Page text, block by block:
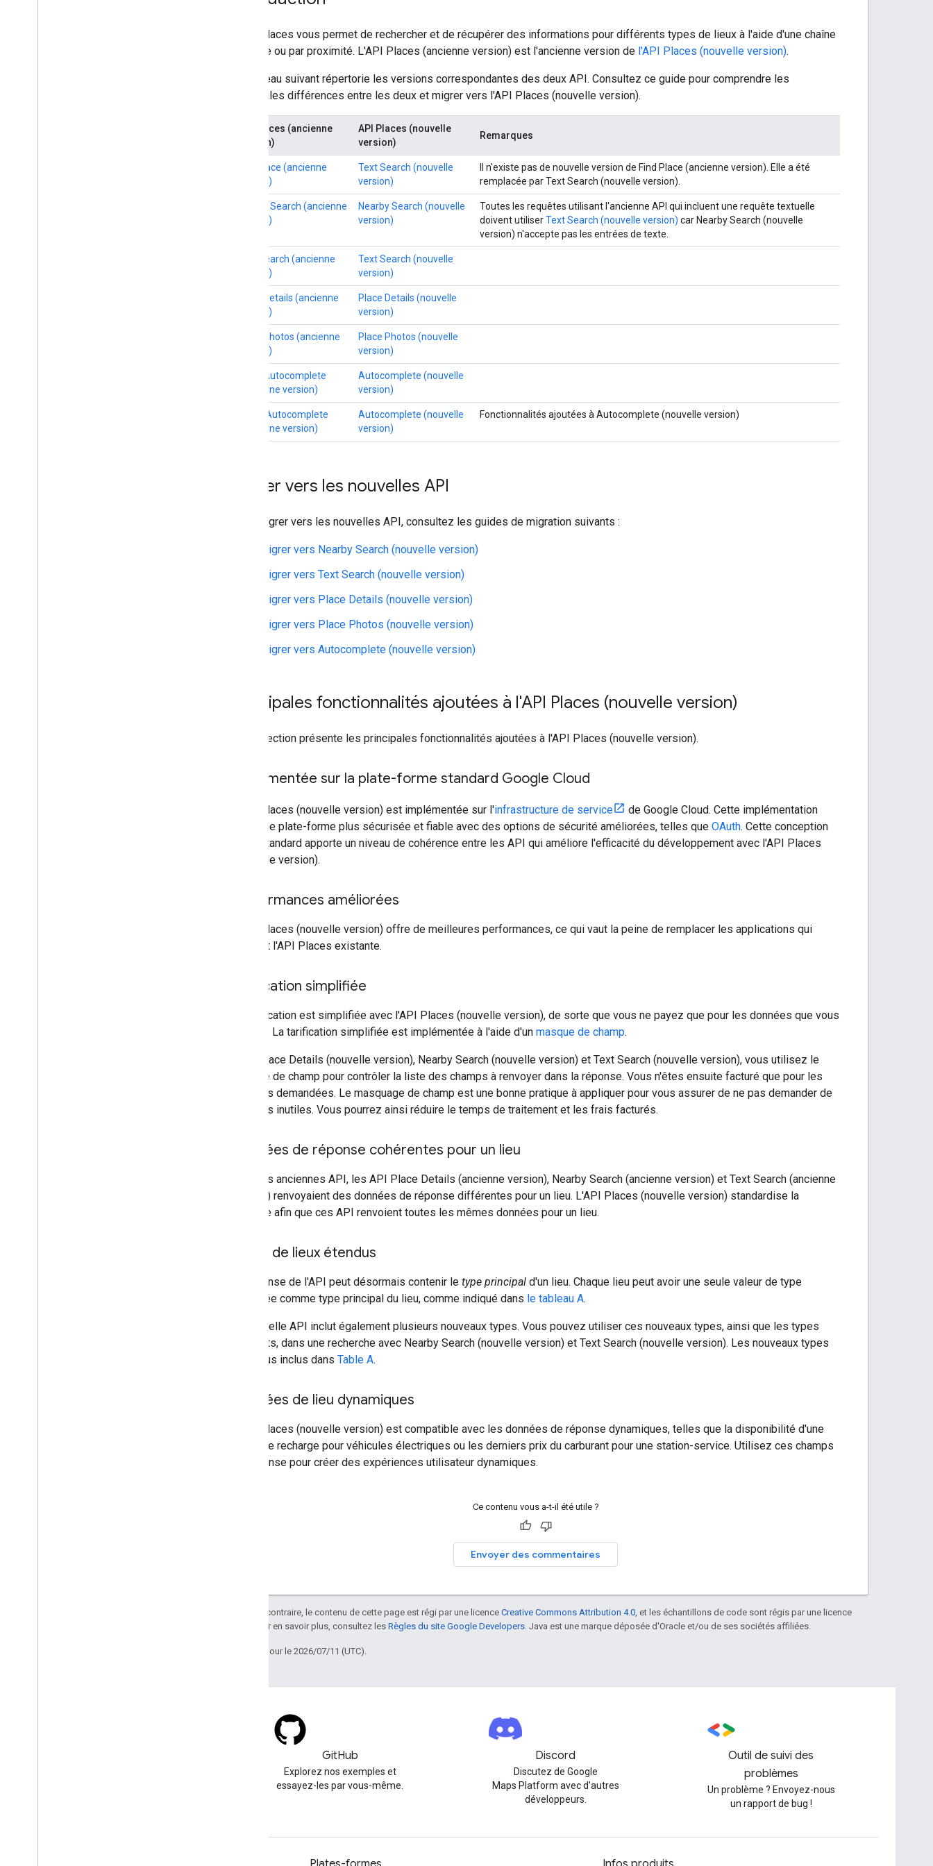
L'API Places vous permet de rechercher et de récupérer des informations pour différents types de lieux à l'aide d'une chaîne
de texte ou par proximité. L'API Places (ancienne version) est l'ancienne version de l'API Places (nouvelle version).
Le tableau suivant répertorie les versions correspondantes des deux API. Consultez ce guide pour comprendre les
principales différences entre les deux et migrer vers l'API Places (nouvelle version).
API Places (ancienne
version)
API Places (nouvelle
version)
Remarques
Find Place (ancienne
version)
Text Search (nouvelle
version)
Il n'existe pas de nouvelle version de Find Place (ancienne version). Elle a été
remplacée par Text Search (nouvelle version).
Nearby Search (ancienne
version)
Nearby Search (nouvelle
version)
Toutes les requêtes utilisant l'ancienne API qui incluent une requête textuelle
doivent utiliserText Search (nouvelle version) car Nearby Search (nouvelle
version) n'accepte pas les entrées de texte.
Text Search (ancienne
version)
Text Search (nouvelle
version)
Place Details (ancienne
version)
Place Details (nouvelle
version)
Place Photos (ancienne
version)
Place Photos (nouvelle
version)
Place Autocomplete
(ancienne version)
Autocomplete (nouvelle
version)
Query Autocomplete
(ancienne version)
Autocomplete (nouvelle
version)
Fonctionnalités ajoutées à Autocomplete (nouvelle version)
Migrer vers les nouvelles API
Pour migrer vers les nouvelles API, consultez les guides de migration suivants :
Migrer vers Nearby Search (nouvelle version)
Migrer vers Text Search (nouvelle version)
Migrer vers Place Details (nouvelle version)
Migrer vers Place Photos (nouvelle version)
Migrer vers Autocomplete (nouvelle version)
Principales fonctionnalités ajoutées à l'API Places (nouvelle version)
Cette section présente les principales fonctionnalités ajoutées à l'API Places (nouvelle version).
Implémentée sur la plate-forme standard Google Cloud
L'API Places (nouvelle version) est implémentée sur l'infrastructure de service
de Google Cloud. Cette implémentation
offre une plate-forme plus sécurisée et fiable avec des options de sécurité améliorées, telles que OAuth. Cette conception
d'API standard apporte un niveau de cohérence entre les API qui améliore l'efficacité du développement avec l'API Places
(nouvelle version).
Performances améliorées
L'API Places (nouvelle version) offre de meilleures performances, ce qui vaut la peine de remplacer les applications qui
utilisent l'API Places existante.
Tarification simplifiée
La tarification est simplifiée avec l'API Places (nouvelle version), de sorte que vous ne payez que pour les données que vous
utilisez. La tarification simplifiée est implémentée à l'aide d'un masque de champ.
Avec Place Details (nouvelle version), Nearby Search (nouvelle version) et Text Search (nouvelle version), vous utilisez le
masque de champ pour contrôler la liste des champs à renvoyer dans la réponse. Vous n'êtes ensuite facturé que pour les
données demandées. Le masquage de champ est une bonne pratique à appliquer pour vous assurer de ne pas demander de
données inutiles. Vous pourrez ainsi réduire le temps de traitement et les frais facturés.
Données de réponse cohérentes pour un lieu
Avec les anciennes API, les API Place Details (ancienne version), Nearby Search (ancienne version) et Text Search (ancienne
version) renvoyaient des données de réponse différentes pour un lieu. L'API Places (nouvelle version) standardise la
réponse afin que ces API renvoient toutes les mêmes données pour un lieu.
Types de lieux étendus
La réponse de l'API peut désormais contenir le type principal d'un lieu. Chaque lieu peut avoir une seule valeur de type
spécifiée comme type principal du lieu, comme indiqué dans le tableau A.
La nouvelle API inclut également plusieurs nouveaux types. Vous pouvez utiliser ces nouveaux types, ainsi que les types
existants, dans une recherche avec Nearby Search (nouvelle version) et Text Search (nouvelle version). Les nouveaux types
sont tous inclus dans Table A.
Données de lieu dynamiques
L'API Places (nouvelle version) est compatible avec les données de réponse dynamiques, telles que la disponibilité d'une
borne de recharge pour véhicules électriques ou les derniers prix du carburant pour une station-service. Utilisez ces champs
de réponse pour créer des expériences utilisateur dynamiques.
Ce contenu vous a-t-il été utile ?
Envoyer des commentaires
Sauf indication contraire, le contenu de cette page est régi par une licence Creative Commons Attribution 4.0 , et les échantillons de code sont régis par une licence
. Pour en savoir plus, consultez les Règles du site Google Developers . Java est une marque déposée d'Oracle et/ou de ses sociétés affiliées.
Dernière mise à jour le 2026/07/11 (UTC).
GitHub
Explorez nos exemples et
essayez-les par vous-même.
Discord
Discutez de Google
Maps Platform avec d'autres
développeurs.
Outil de suivi des
problèmes
Un problème ? Envoyez-nous
un rapport de bug !